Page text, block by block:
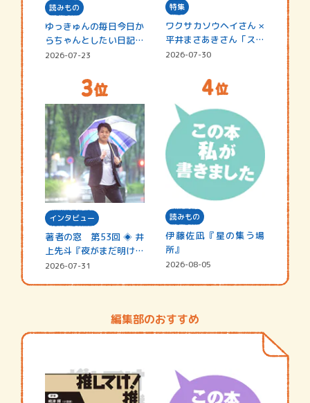
読みもの
ゆっきゅんの毎日今日か
らちゃんとしたい日記
☆202…
2026-07-23
特集
ワクサカソウヘイさん ×
平井まさあきさん「スペ
シャ…
2026-07-30
インタビュー
著者の窓 第53回 ◈ 井
上先斗『夜がまだ明けな
い』
2026-07-31
読みもの
伊藤佐凪『星の集う場
所』
2026-08-05
編集部のおすすめ